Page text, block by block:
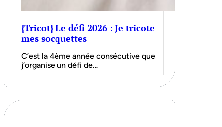
{Tricot} Le défi 2026 : Je tricote
mes socquettes
C’est la 4ème année consécutive que
j’organise un défi de…